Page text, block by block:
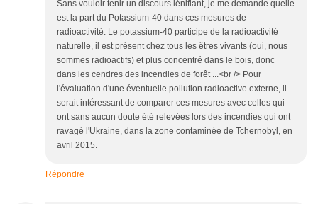
Sans vouloir tenir un discours lénifiant, je me demande quelle
est la part du Potassium-40 dans ces mesures de
radioactivité. Le potassium-40 participe de la radioactivité
naturelle, il est présent chez tous les êtres vivants (oui, nous
sommes radioactifs) et plus concentré dans le bois, donc
dans les cendres des incendies de forêt ...<br /> Pour
l'évaluation d'une éventuelle pollution radioactive externe, il
serait intéressant de comparer ces mesures avec celles qui
ont sans aucun doute été relevées lors des incendies qui ont
ravagé l'Ukraine, dans la zone contaminée de Tchernobyl, en
avril 2015.
Répondre